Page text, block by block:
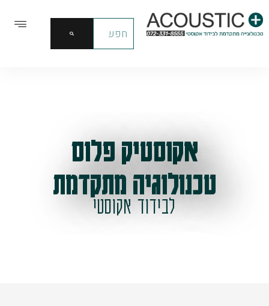
אקוסטיק פלוס
טכנולוגיה מתקדמת
לבידוד אקוסטי